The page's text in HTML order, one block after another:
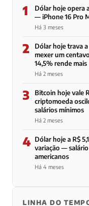
1
Dólar hoje opera
— iPhone 16 Pro
Há 3 meses
2
Dólar hoje trava
mexer um
14,5% rende mais
Há 2 meses
3
Bitcoin hoje vale
criptomoeda
salários mínimos
Há 2 meses
4 Dólar hoje a R$
variação —
americanos
Há 4 meses
LINHA DO